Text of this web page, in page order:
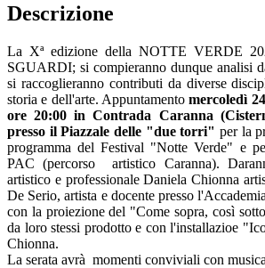
Descrizione
La Xª edizione della NOTTE VERDE
SGUARDI; si compieranno dunque analisi
si raccoglieranno contributi da diverse
storia e dell'arte. Appuntamentomercoledì
ore 20:00 in Contrada Caranna
presso il Piazzale delle "due torri" per la
programma del Festival "Notte Verde" e
PAC (percorso artistico Caranna).
artistico e professionale Daniela Chionna
De Serio, artista e docente presso
con la proiezione del "Come sopra, così
da loro stessi prodotto e con l'installazioe
Chionna.
La serata avrà momenti conviviali con